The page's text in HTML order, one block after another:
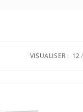
VISUALISER : 12